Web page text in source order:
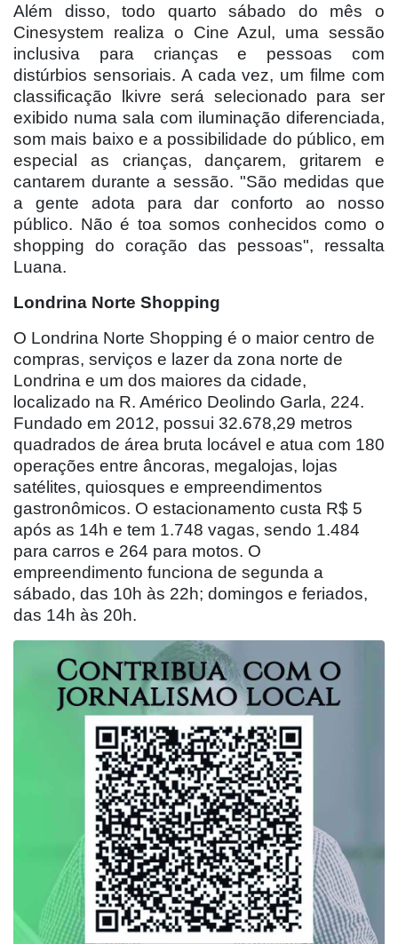
Além disso, todo quarto sábado do mês o
Cinesystem realiza o Cine Azul, uma sessão
inclusiva para crianças e pessoas com
distúrbios sensoriais. A cada vez, um filme com
classificação lkivre será selecionado para ser
exibido numa sala com iluminação diferenciada,
som mais baixo e a possibilidade do público, em
especial as crianças, dançarem, gritarem e
cantarem durante a sessão. "São medidas que
a gente adota para dar conforto ao nosso
público. Não é toa somos conhecidos como o
shopping do coração das pessoas", ressalta
Luana.
Londrina Norte Shopping
O Londrina Norte Shopping é o maior centro de
compras, serviços e lazer da zona norte de
Londrina e um dos maiores da cidade,
localizado na R. Américo Deolindo Garla, 224.
Fundado em 2012, possui 32.678,29 metros
quadrados de área bruta locável e atua com 180
operações entre âncoras, megalojas, lojas
satélites, quiosques e empreendimentos
gastronômicos. O estacionamento custa R$ 5
após as 14h e tem 1.748 vagas, sendo 1.484
para carros e 264 para motos. O
empreendimento funciona de segunda a
sábado, das 10h às 22h; domingos e feriados,
das 14h às 20h.